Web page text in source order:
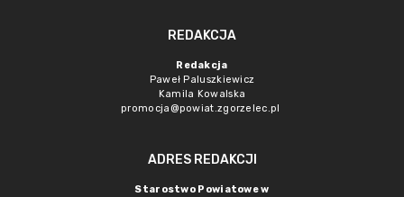
REDAKCJA
Redakcja
Paweł Paluszkiewicz
Kamila Kowalska
promocja@powiat.zgorzelec.pl
ADRES REDAKCJI
Starostwo Powiatowe w